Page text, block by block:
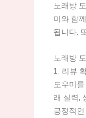
노래방
미와 함
됩니다.
노래방
1. 리뷰
도우미
래 실력,
긍정적